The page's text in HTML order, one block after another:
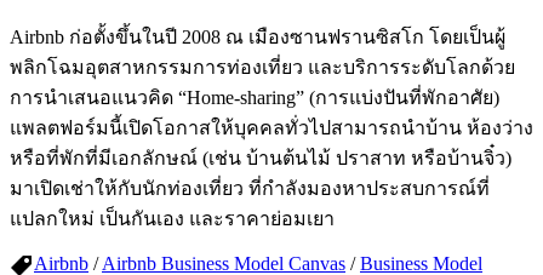
Airbnb ก่อตั้งขึ้นในปี 2008 ณ เมืองซานฟรานซิสโก โดยเป็นผู้
พลิกโฉมอุตสาหกรรมการท่องเที่ยว และบริการระดับโลกด้วย
การนำเสนอแนวคิด “Home-sharing” (การแบ่งปันที่พักอาศัย)
แพลตฟอร์มนี้เปิดโอกาสให้บุคคลทั่วไปสามารถนำบ้าน ห้องว่าง
หรือที่พักที่มีเอกลักษณ์ (เช่น บ้านต้นไม้ ปราสาท หรือบ้านจิ๋ว)
มาเปิดเช่าให้กับนักท่องเที่ยว ที่กำลังมองหาประสบการณ์ที่
แปลกใหม่ เป็นกันเอง และราคาย่อมเยา
Airbnb /Airbnb Business Model Canvas /Business Model